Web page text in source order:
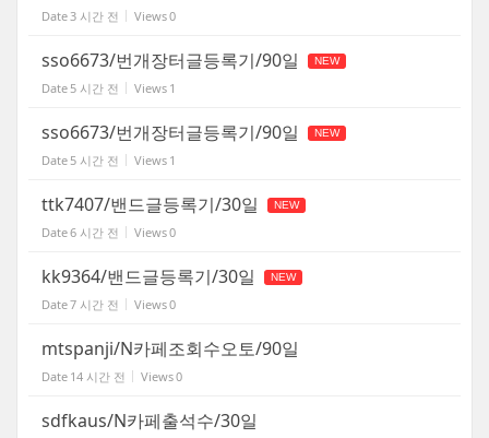
Date 3 시간 전 Views0
sso6673/번개장터글등록기/90일 NEW
Date 5 시간 전 Views 1
sso6673/번개장터글등록기/90일 NEW
Date 5 시간 전 Views 1
ttk7407/밴드글등록기/30일 NEW
Date6 시간 전 Views0
kk9364/밴드글등록기/30일 NEW
Date7 시간 전 Views0
mtspanji/N카페조회수오토/90일
Date 14 시간 전 Views0
sdfkaus/N카페출석수/30일